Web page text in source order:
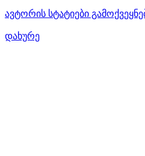
ავტორის სტატიები
დახურე